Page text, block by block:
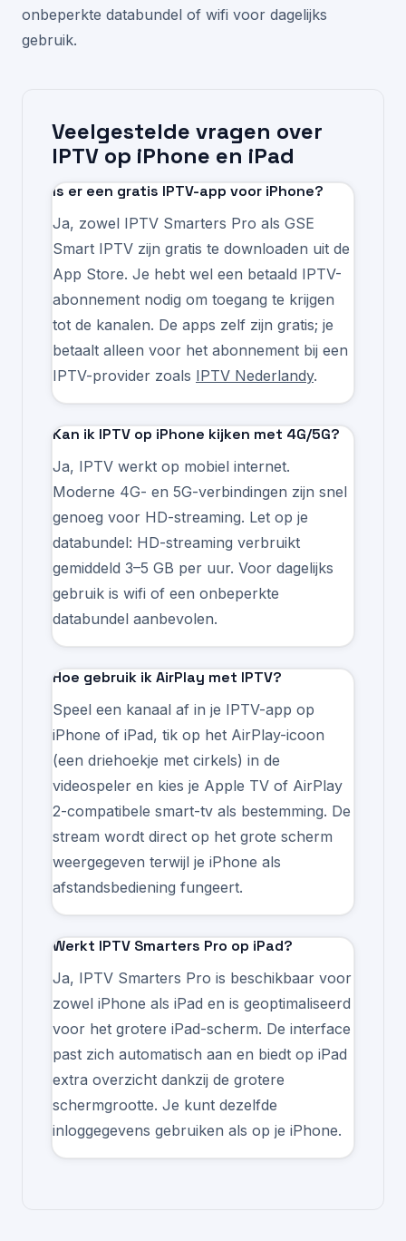
onbeperkte databundel of wifi voor dagelijks
gebruik.
Veelgestelde vragen over
IPTV op iPhone en iPad
Is er een gratis IPTV-app voor iPhone?
Ja, zowel IPTV Smarters Pro als GSE
Smart IPTV zijn gratis te downloaden uit de
App Store. Je hebt wel een betaald IPTV-
abonnement nodig om toegang te krijgen
tot de kanalen. De apps zelf zijn gratis; je
betaalt alleen voor het abonnement bij een
IPTV-provider zoals IPTV Nederlandy.
Kan ik IPTV op iPhone kijken met 4G/5G?
Ja, IPTV werkt op mobiel internet.
Moderne 4G- en 5G-verbindingen zijn snel
genoeg voor HD-streaming. Let op je
databundel: HD-streaming verbruikt
gemiddeld 3–5 GB per uur. Voor dagelijks
gebruik is wifi of een onbeperkte
databundel aanbevolen.
Hoe gebruik ik AirPlay met IPTV?
Speel een kanaal af in je IPTV-app op
iPhone of iPad, tik op het AirPlay-icoon
(een driehoekje met cirkels) in de
videospeler en kies je Apple TV of AirPlay
2-compatibele smart-tv als bestemming. De
stream wordt direct op het grote scherm
weergegeven terwijl je iPhone als
afstandsbediening fungeert.
Werkt IPTV Smarters Pro op iPad?
Ja, IPTV Smarters Pro is beschikbaar voor
zowel iPhone als iPad en is geoptimaliseerd
voor het grotere iPad-scherm. De interface
past zich automatisch aan en biedt op iPad
extra overzicht dankzij de grotere
schermgrootte. Je kunt dezelfde
inloggegevens gebruiken als op je iPhone.